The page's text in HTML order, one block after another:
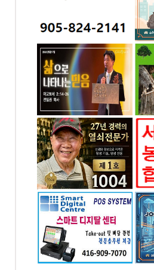
Toronto, ON
럭키조경 , 나무자르기
전화: 647-564-8383
4699 Keele St. Unit
218 Toronto, ON
세계평화봉사미션협의
회 - 토론토지회
전화: 4169097070
chesswood 4065, ON
한인을 위한 KOREAN
JOB BANK
전화: 6476245886
4065 Chesswood
Drive Toronto, ON